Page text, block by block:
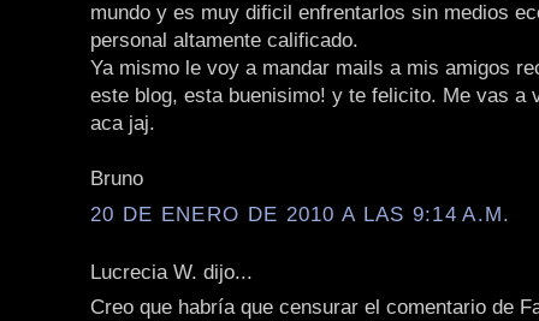
mundo y es muy dificil enfrentarlos sin medios
personal altamente calificado.
Ya mismo le voy a mandar mails a mis amigos
este blog, esta buenisimo! y te felicito. Me vas a
aca jaj.
Bruno
20 DE ENERO DE 2010 A LAS 9:14 A.M.
Lucrecia W. dijo...
Creo que habría que censurar el comentario de